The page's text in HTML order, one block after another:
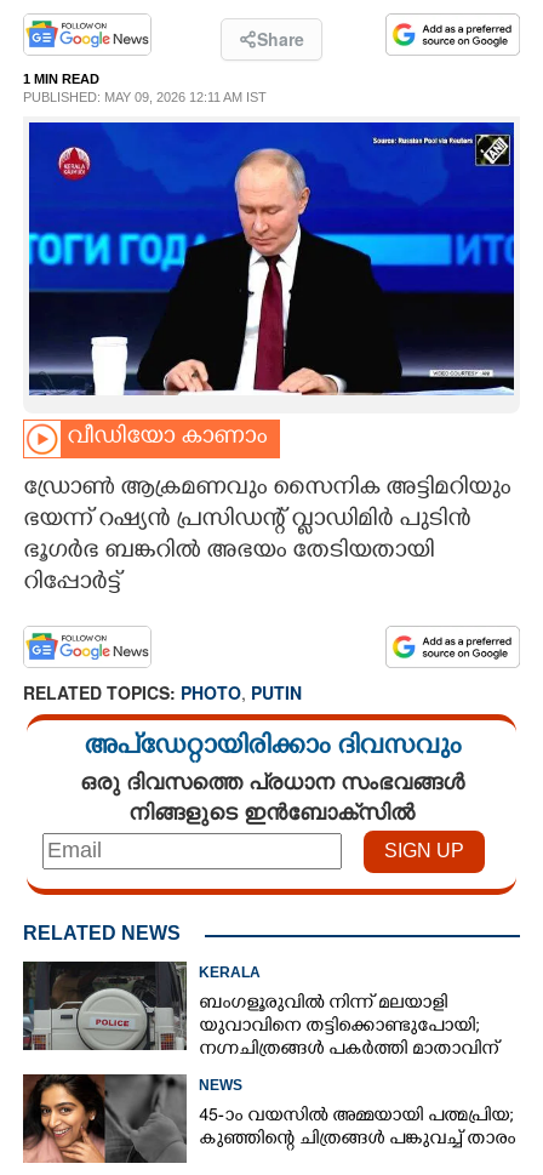
PHOTOS
LIFESTYLE
SPIRITUAL
INFO+
ASTRO
CARTOONS
LITERATURE
CONTACT US
Share
1 MIN READ
PUBLISHED: MAY 09, 2026 12:11 AM IST
വീഡിയോ കാണാം
ഡ്രോൺ ആക്രമണവും സൈനിക അട്ടിമറിയും
ഭയന്ന് റഷ്യൻ പ്രസിഡന്റ് വ്ളാഡിമിർ പുടിൻ
ഭൂഗർഭ ബങ്കറിൽ അഭയം തേടിയതായി
റിപ്പോർട്ട്
RELATED TOPICS: PHOTO, PUTIN
അപ്ഡേറ്റായിരിക്കാം ദിവസവും
ഒരു ദിവസത്തെ പ്രധാന സംഭവങ്ങൾ
നിങ്ങളുടെ ഇൻബോക്സിൽ
RELATED NEWS
KERALA
ബംഗളൂരുവിൽ നിന്ന് മലയാളി
യുവാവിനെ തട്ടിക്കൊണ്ടുപോയി;
നഗ്നചിത്രങ്ങൾ പകർത്തി മാതാവിന്
NEWS
45-ാം വയസിൽ അമ്മയായി പത്മപ്രിയ;
കുഞ്ഞിന്റെ ചിത്രങ്ങൾ പങ്കുവച്ച് താരം